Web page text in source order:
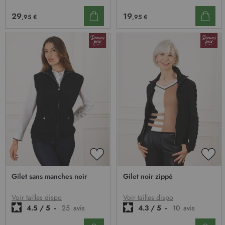
29,95 € 19,95 €
AJOUTER
D’ENVIE
Gilet sans manches noir
Voir tailles dispo
4.5 / 5 - 25 avis
Gilet noir zippé
Voir tailles dispo
4.3 / 5 - 10 avis